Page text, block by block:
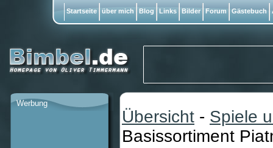
Übersicht - Spiele
Basissortiment
Werbung
Startseite über mich Blog Links Bilder Forum Gästebuch